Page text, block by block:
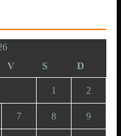
V S D
1 2
7 8 9